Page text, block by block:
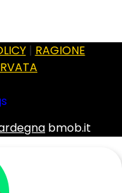
| RAGIONE
bmob.it